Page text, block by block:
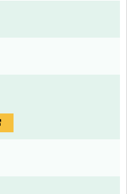
Externer Link